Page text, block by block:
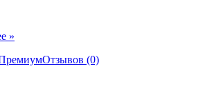
»
Отзывов (0)